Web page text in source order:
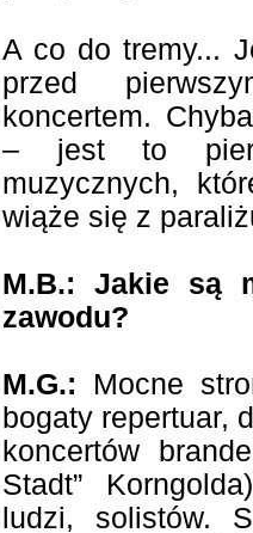
A co do tremy...
przed
koncertem.
– jest to
muzycznych,
wiąże się z
M.B.: Jakie są
zawodu?
M.G.: Mocne
bogaty repertuar,
koncertów
Stadt”
ludzi, solistów.